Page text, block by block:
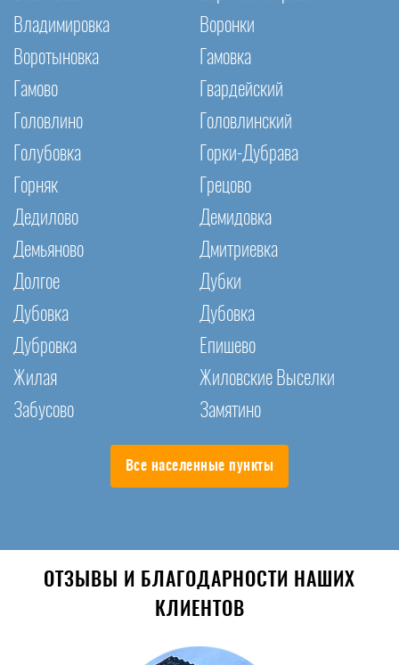
Владимировка
Воронки
Воротыновка
Гамовка
Гамово
Гвардейский
Головлино
Головлинский
Голубовка
Горки-Дубрава
Горняк
Грецово
Дедилово
Демидовка
Демьяново
Дмитриевка
Долгое
Дубки
Дубовка
Дубовка
Дубровка
Епишево
Жилая
Жиловские Выселки
Забусово
Замятино
Все населенные пункты
ОТЗЫВЫ И БЛАГОДАРНОСТИ НАШИХ
КЛИЕНТОВ